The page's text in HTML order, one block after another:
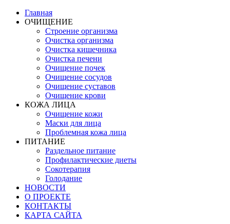
Главная
ОЧИЩЕНИЕ
Строение организма
Очистка организма
Очистка кишечника
Очистка печени
Очищение почек
Очищение сосудов
Очищение суставов
Очищение крови
КОЖА ЛИЦА
Очищение кожи
Маски для лица
Проблемная кожа лица
ПИТАНИЕ
Раздельное питание
Профилактические диеты
Сокотерапия
Голодание
НОВОСТИ
О ПРОЕКТЕ
КОНТАКТЫ
КАРТА САЙТА